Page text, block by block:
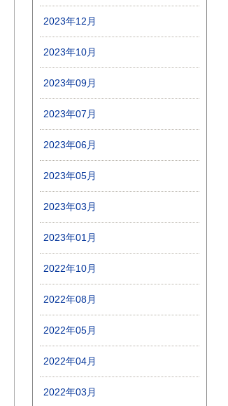
2023年12月
2023年10月
2023年09月
2023年07月
2023年06月
2023年05月
2023年03月
2023年01月
2022年10月
2022年08月
2022年05月
2022年04月
2022年03月